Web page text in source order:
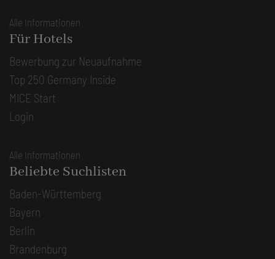
Alle Informationen
Für Hotels
Bewerbung zur Neuaufnahme
Top 250 Germany Inside
MICE Start
Login
Alle Informationen
Beliebte Suchlisten
Baden-Württemberg
Bayern
Berlin
Brandenburg